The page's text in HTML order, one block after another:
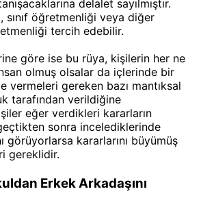
delalet sayılmıştır.
sınıf öğretmenliği veya diğer
tercih edebilir.
göre ise bu rüya, kişilerin her ne
olmuş olsalar da içlerinde bir
vermeleri gereken bazı mantıksal
tarafından verildiğine
eğer verdikleri kararların
sonra incelediklerinde
görüyorlarsa kararlarını büyümüş
gereklidir.
Erkek Arkadaşını